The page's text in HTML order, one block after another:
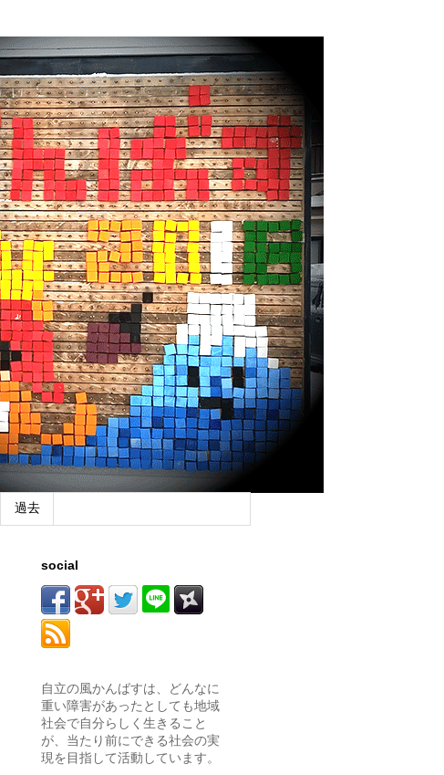
過去
social
自立の風かんばすは、どんなに
重い障害があったとしても地域
社会で自分らしく生きること
が、当たり前にできる社会の実
現を目指して活動しています。